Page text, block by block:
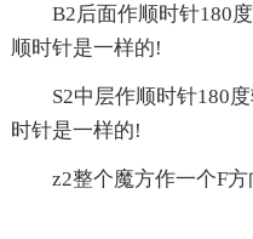
B2后面作顺时针180
顺时针是一样的!
S2中层作顺时针180
时针是一样的!
z2整个魔方作一个F